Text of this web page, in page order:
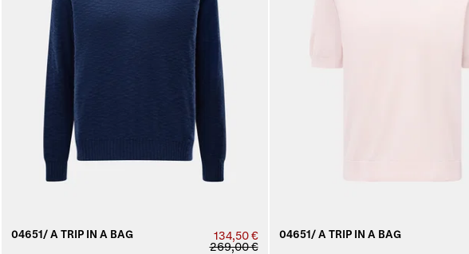
04651/ A TRIP IN A BAG
134,50 €
269,00 €
04651/ A TRIP IN A BAG